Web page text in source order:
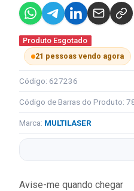
Produto Esgotado
21 pessoas vendo agora
Código: 627236
Código de Barras do Produto:
Marca: MULTILASER
Avise-me quando chegar